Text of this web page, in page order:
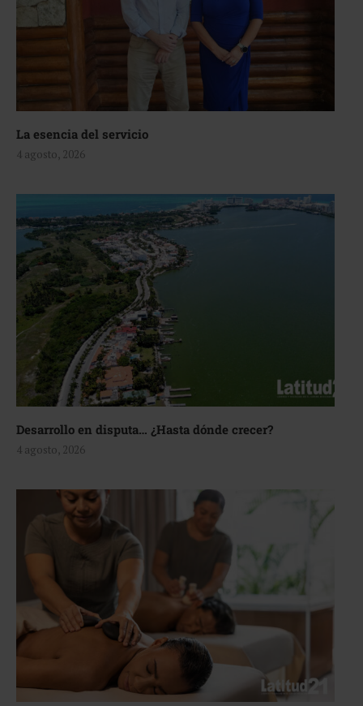
La esencia del servicio
4 agosto, 2026
Desarrollo en disputa… ¿Hasta dónde crecer?
4 agosto, 2026